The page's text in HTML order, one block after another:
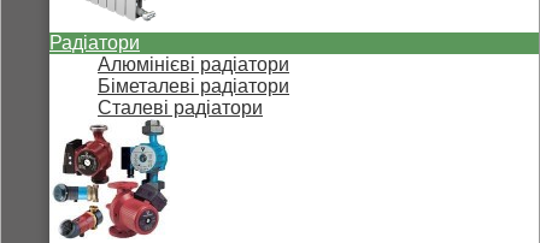
Радіатори
Алюмінієві радіатори
Біметалеві радіатори
Сталеві радіатори